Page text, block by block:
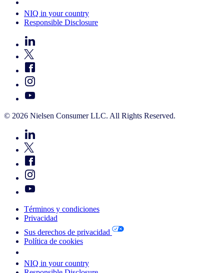
NIQ in your country
Responsible Disclosure
© 2026 Nielsen Consumer LLC. All Rights Reserved.
Términos y condiciones
Privacidad
Sus derechos de privacidad
Política de cookies
NIQ in your country